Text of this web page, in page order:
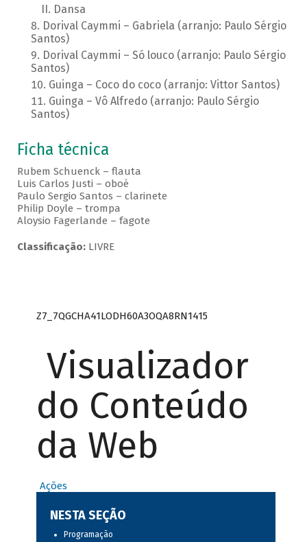
Dansa
Dorival Caymmi – Gabriela (arranjo: Paulo Sérgio
Santos)
Dorival Caymmi – Só louco (arranjo: Paulo Sérgio
Santos)
Guinga – Coco do coco (arranjo: Vittor Santos)
Guinga – Vô Alfredo (arranjo: Paulo Sérgio
Santos)
Ficha técnica
Rubem Schuenck – flauta
Luis Carlos Justi – oboé
Paulo Sergio Santos – clarinete
Philip Doyle – trompa
Aloysio Fagerlande – fagote
Classificação:LIVRE
Z7_7QGCHA41LODH60A3OQA8RN1415
Visualizador
do Conteúdo
da Web
Ações
NESTA SEÇÃO
Programação